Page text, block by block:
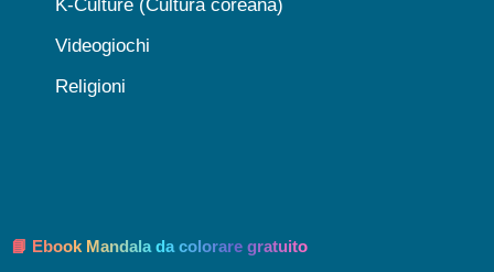
K-Culture (Cultura coreana)
Videogiochi
Religioni
📘 Ebook Mandala da colorare gratuito